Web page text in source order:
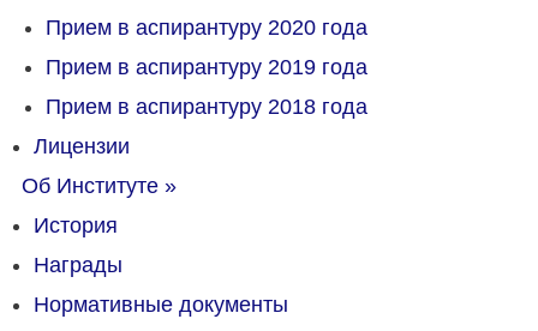
Прием в аспирантуру 2020 года
Прием в аспирантуру 2019 года
Прием в аспирантуру 2018 года
Лицензии
Об Институте »
История
Награды
Нормативные документы